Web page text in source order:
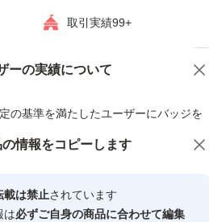
取引実績99+
ーの実績について
の基準を満たしたユーザーにバッジを
心・安全なユーザーです
商品への質問
の情報をコピーします
載は禁止されています
は必ずご自身の商品に合わせて編集
にオススメ